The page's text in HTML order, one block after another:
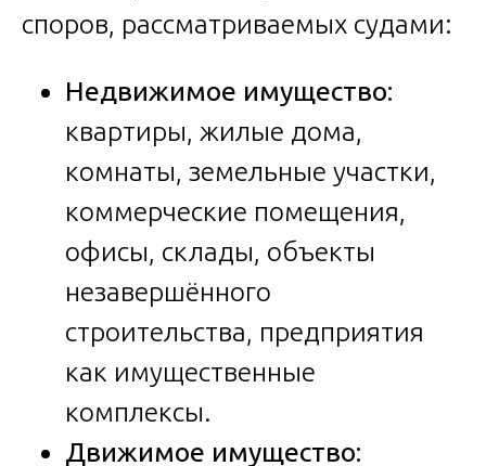
споров, рассматриваемых судами:
Недвижимое имущество:
квартиры, жилые дома,
комнаты, земельные участки,
коммерческие помещения,
офисы, склады, объекты
незавершённого
строительства, предприятия
как имущественные
комплексы.
Движимое имущество: